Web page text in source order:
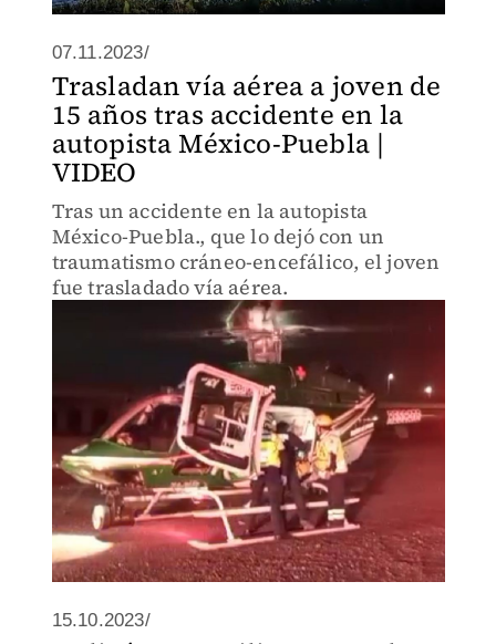
07.11.2023/
Trasladan vía aérea a joven de
15 años tras accidente en la
autopista México-Puebla |
VIDEO
Tras un accidente en la autopista
México-Puebla., que lo dejó con un
traumatismo cráneo-encefálico, el joven
fue trasladado vía aérea.
15.10.2023/